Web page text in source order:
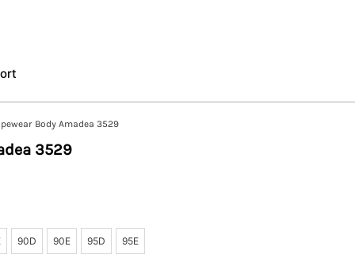
Body Amadea 3529
3529
90D 90E 95D 95E